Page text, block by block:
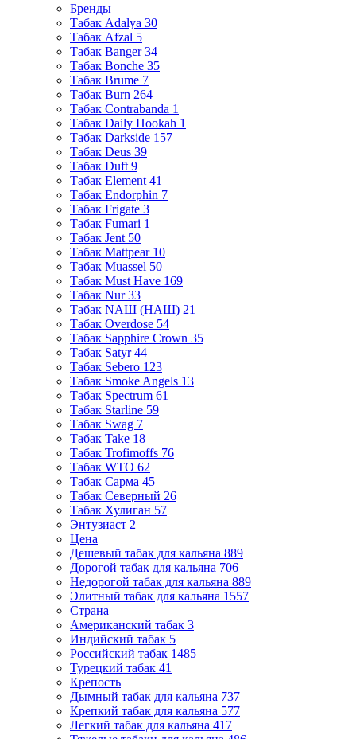
Бренды
Табак Adalya 30
Табак Afzal 5
Табак Banger34
Табак Bonche 35
Табак Brume 7
Табак Burn 264
Табак Contrabanda 1
Табак Daily Hookah 1
Табак Darkside 157
Табак Deus 39
Табак Duft 9
Табак Element 41
Табак Endorphin 7
Табак Frigate 3
Табак Fumari 1
Табак Jent 50
Табак Mattpear 10
Табак Muassel 50
Табак Must Have 169
Табак Nur33
Табак NАШ (НАШ) 21
Табак Overdose 54
Табак Sapphire Crown 35
Табак Satyr44
Табак Sebero 123
Табак Smoke Angels 13
Табак Spectrum 61
Табак Starline 59
Табак Swag 7
Табак Take 18
Табак Trofimoffs 76
Табак WTO 62
Табак Сарма 45
Табак Северный 26
Табак Хулиган 57
Энтузиаст 2
Цена
Дешевый табак для кальяна 889
Дорогой табак для кальяна 706
Недорогой табак для кальяна 889
Элитный табак для кальяна 1557
Страна
Американский табак 3
Индийский табак 5
Российский табак 1485
Турецкий табак 41
Крепость
Дымный табак для кальяна 737
Крепкий табак для кальяна 577
Легкий табак для кальяна 417